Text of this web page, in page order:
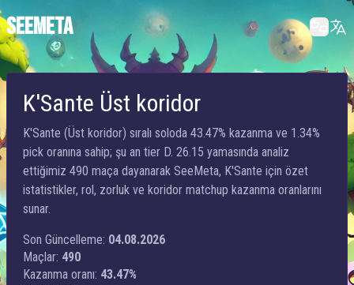
SEEMETA
K'Sante Üst koridor
K'Sante (Üst koridor) sıralı soloda 43.47% kazanma ve 1.34%
pick oranına sahip; şu an tier D. 26.15 yamasında analiz
ettiğimiz 490 maça dayanarak SeeMeta, K'Sante için özet
istatistikler, rol, zorluk ve koridor matchup kazanma oranlarını
sunar.
Son Güncelleme: 04.08.2026
Maçlar: 490
Kazanma oranı: 43.47%